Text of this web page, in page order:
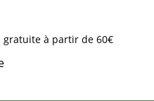
gratuite à partir de 60€